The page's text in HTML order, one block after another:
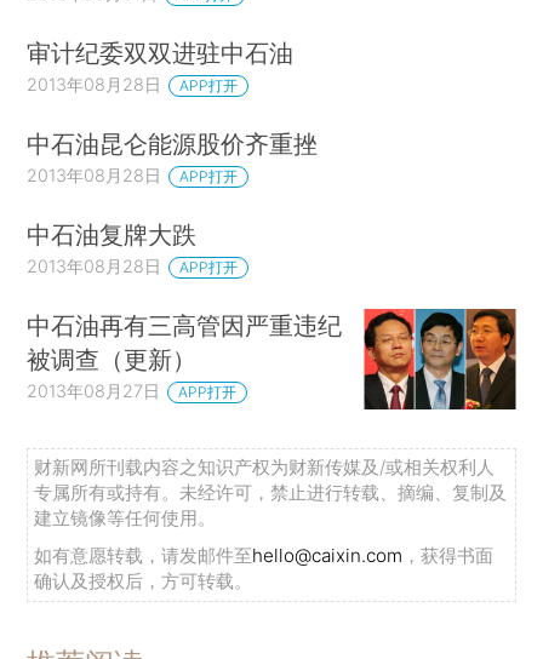
审计纪委双双进驻中石油
2013年08月28日 APP打开
中石油昆仑能源股价齐重挫
2013年08月28日 APP打开
中石油复牌大跌
2013年08月28日 APP打开
中石油再有三高管因严重违纪
被调查（更新）
2013年08月27日 APP打开
财新网所刊载内容之知识产权为财新传媒及/或相关权利人
专属所有或持有。未经许可，禁止进行转载、摘编、复制及
建立镜像等任何使用。
如有意愿转载，请发邮件至hello@caixin.com ，获得书面
确认及授权后，方可转载。